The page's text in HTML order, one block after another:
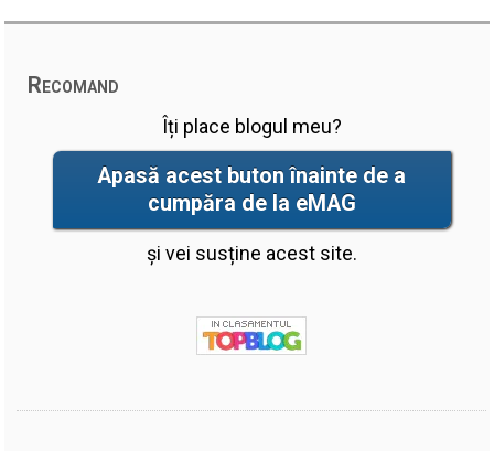
Recomand
Îți place blogul meu?
Apasă acest buton înainte de a
cumpăra de la eMAG
și vei susține acest site.